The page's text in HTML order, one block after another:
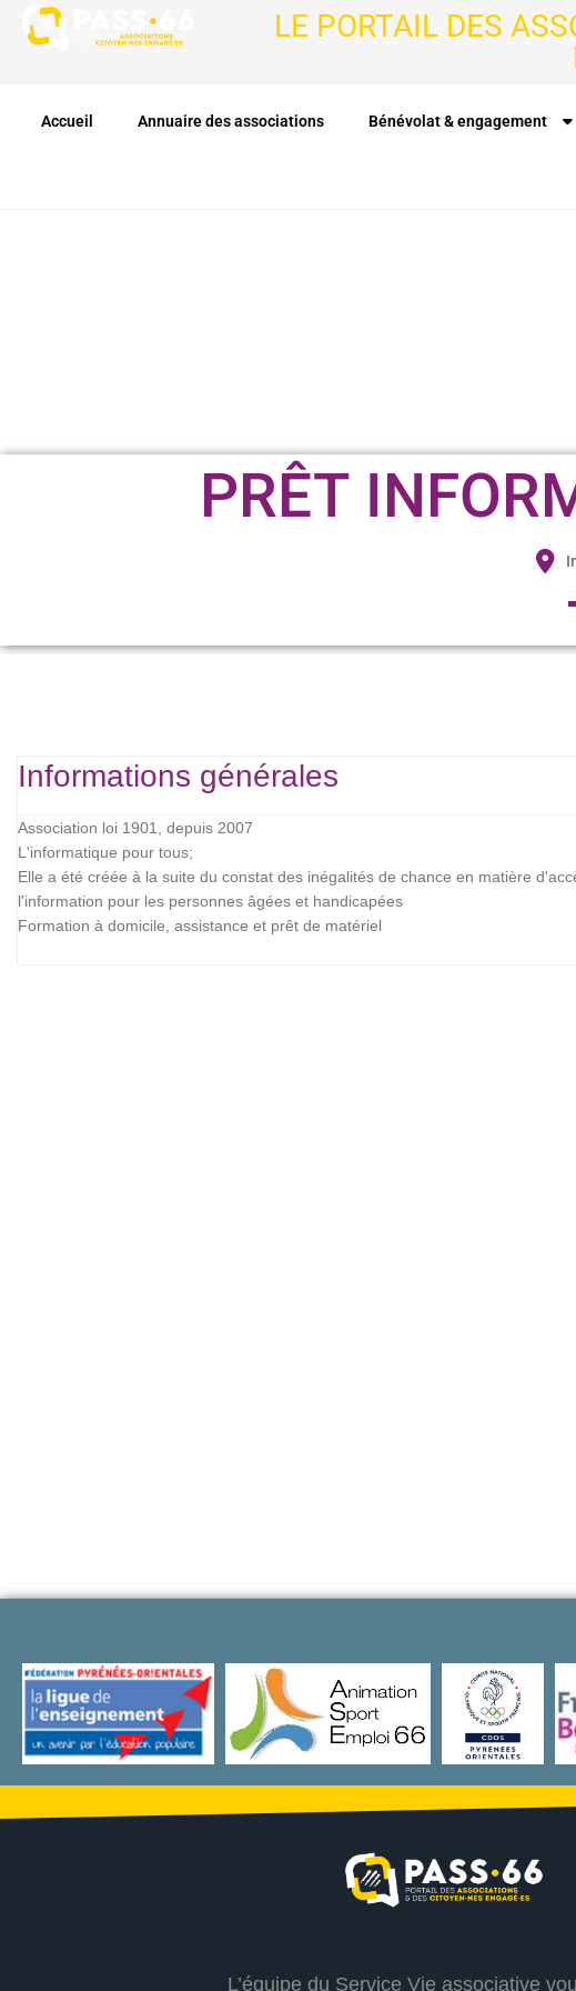
LE PORTAIL DES
Accueil Annuaire des associations Bénévolat & engagement
PRÊT
Informations générales
Association loi 1901, depuis 2007
L'informatique pour tous;
Elle a été créée à la suite du constat des inégalités de chance en matière
l'information pour les personnes âgées et handicapées
Formation à domicile, assistance et prêt de matériel
L’équipe du Service Vie associative